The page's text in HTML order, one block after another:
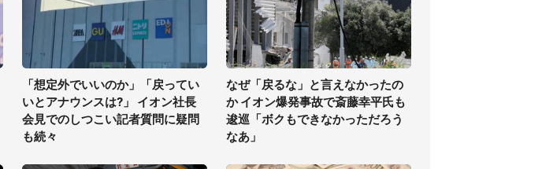
「想定外でいいのか」「戻ってい
いとアナウンスは?」 イオン社長
会見でのしつこい記者質問に疑問
も続々
なぜ「戻るな」と言えなかったの
か イオン爆発事故で斎藤幸平氏も
逡巡「ボクもできなかっただろう
なあ」